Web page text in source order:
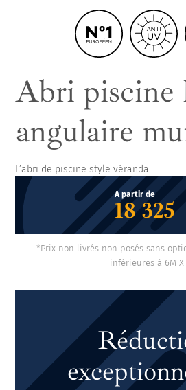
Abri piscine
angulaire
L’abri de piscine style véranda
A partir de
18 325
*Prix non livrés non posés sans
inférieures à 6M X
Nos autres
offres